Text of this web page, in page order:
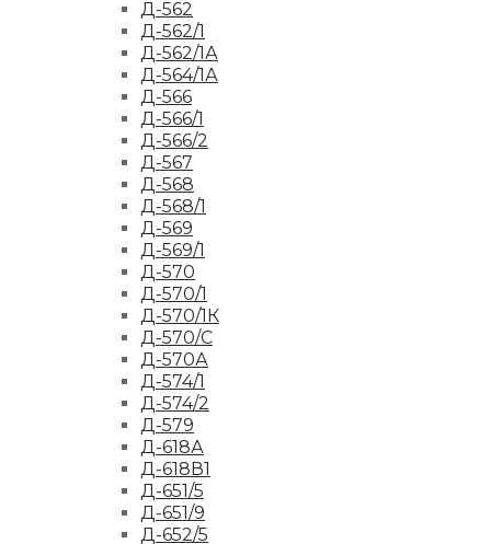
Д-562
Д-562/1
Д-562/1А
Д-564/1А
Д-566
Д-566/1
Д-566/2
Д-567
Д-568
Д-568/1
Д-569
Д-569/1
Д-570
Д-570/1
Д-570/1К
Д-570/С
Д-570А
Д-574/1
Д-574/2
Д-579
Д-618А
Д-618В1
Д-651/5
Д-651/9
Д-652/5